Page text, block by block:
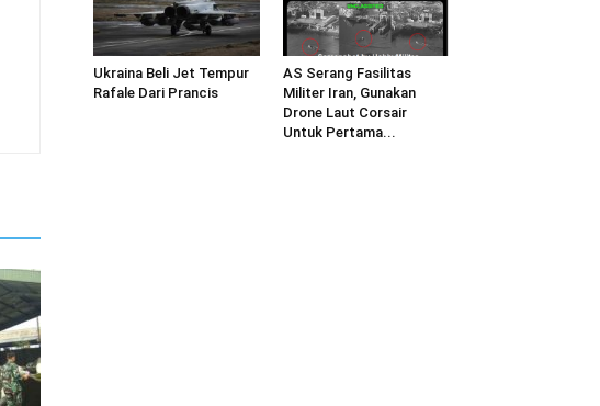
Ukraina Beli Jet Tempur
Rafale Dari Prancis
AS Serang Fasilitas
Militer Iran, Gunakan
Drone Laut Corsair
Untuk Pertama...